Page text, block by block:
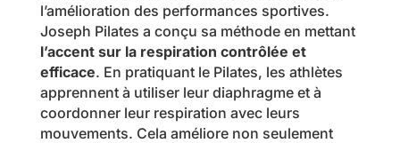
l’amélioration des performances sportives.
Joseph Pilates a conçu sa méthode en mettant
l’accent sur la respiration contrôlée et
efficace. En pratiquant le Pilates, les athlètes
apprennent à utiliser leur diaphragme et à
coordonner leur respiration avec leurs
mouvements. Cela améliore non seulement